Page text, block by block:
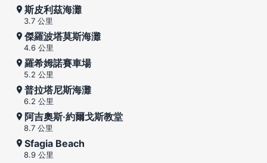
斯皮利茲海灘
3.7 公里
傑羅波塔莫斯海灘
4.6 公里
羅希姆諾賽車場
5.2 公里
普拉塔尼斯海灘
6.2 公里
阿吉奧斯·約爾戈斯教堂
8.7 公里
Sfagia Beach
8.9 公里